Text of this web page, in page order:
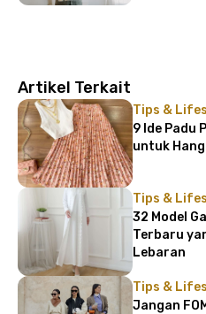
Artikel Terkait
Tips &
9 Ide Padu
untuk
Tips &
32 Model
Terbaru
Lebaran
Tips &
Jangan